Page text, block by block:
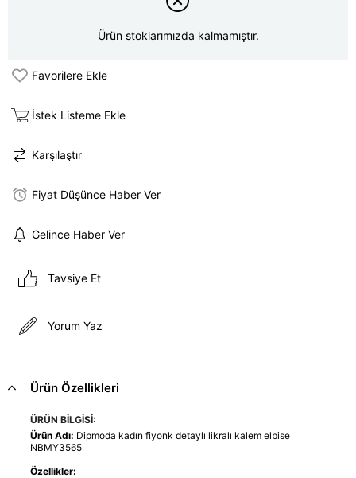
Ürün stoklarımızda kalmamıştır.
Favorilere Ekle
İstek Listeme Ekle
Karşılaştır
Fiyat Düşünce Haber Ver
Gelince Haber Ver
Tavsiye Et
Yorum Yaz
Ürün Özellikleri
ÜRÜN BİLGİSİ:
Ürün Adı: Dipmoda kadın fiyonk detaylı likralı kalem elbise
NBMY3565
Özellikler: